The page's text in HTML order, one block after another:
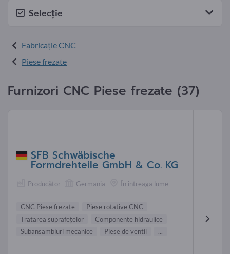
Selecție
Fabricaţie CNC
Piese frezate
Furnizori CNC Piese frezate (37)
SFB Schwäbische
Formdrehteile GmbH & Co. KG
Producător Germania În întreaga lume
CNC Piese frezate
Piese rotative CNC
Tratarea suprafeţelor
Componente hidraulice
Subansambluri mecanice
Piese de ventil ...